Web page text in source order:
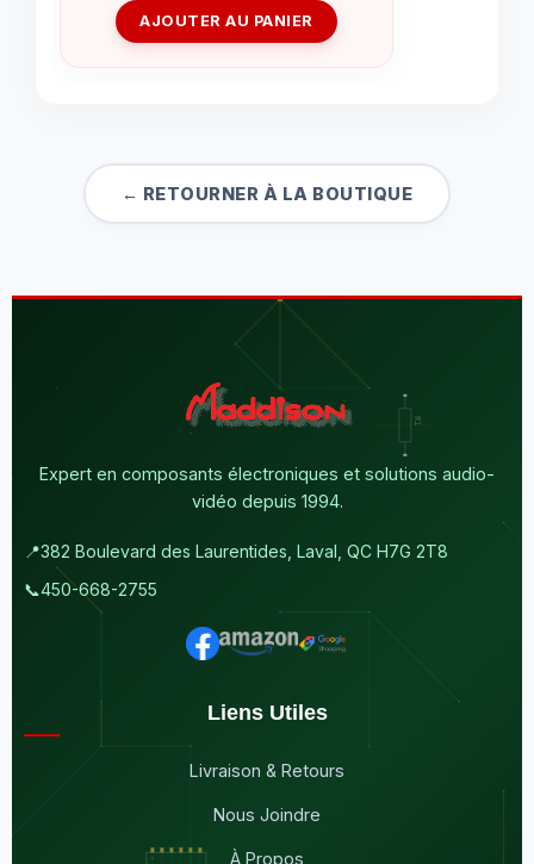
AJOUTER AU PANIER
← RETOURNER À LA BOUTIQUE
Expert en composants électroniques et solutions audio-
vidéo depuis 1994.
📍382 Boulevard des Laurentides, Laval, QC H7G 2T8
📞450-668-2755
Liens Utiles
Livraison & Retours
Nous Joindre
À Propos